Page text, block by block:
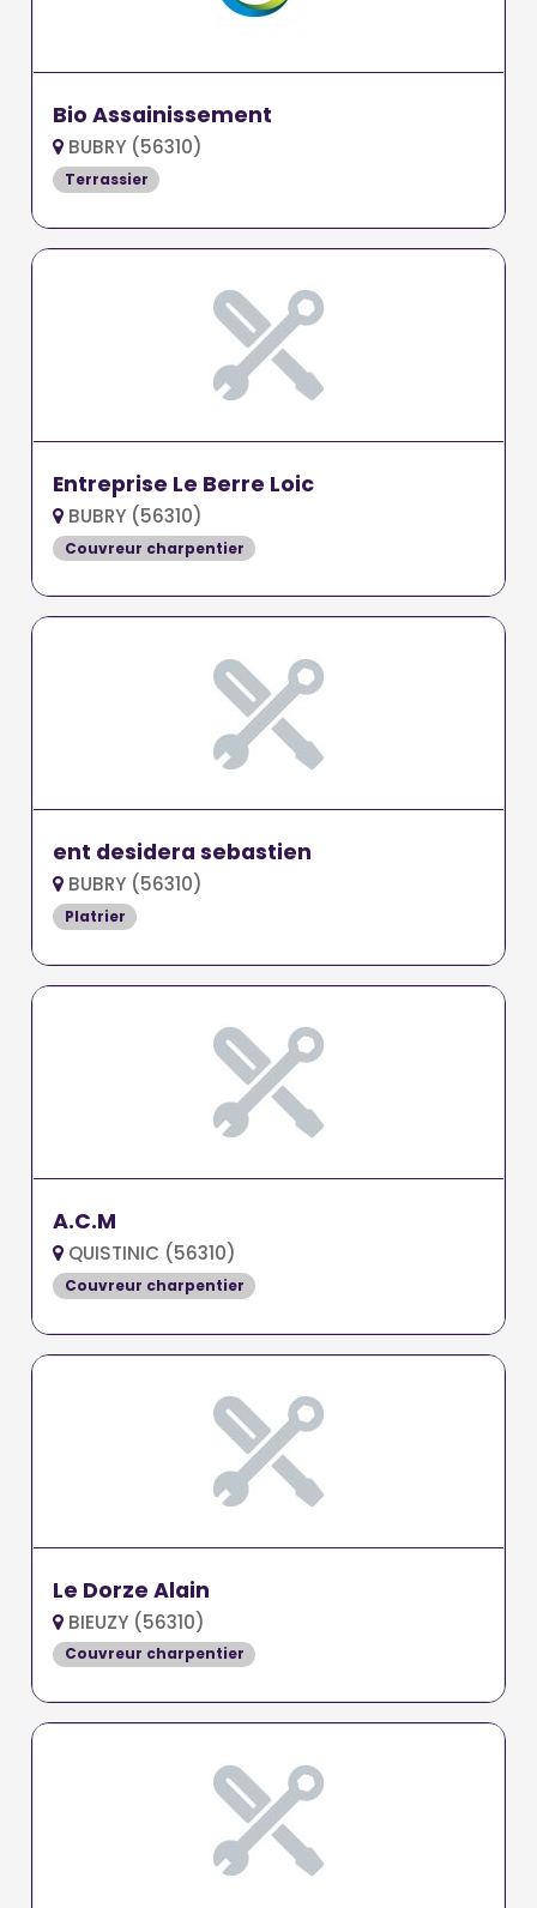
Bio Assainissement
BUBRY (56310)
Terrassier
Entreprise Le Berre Loic
BUBRY (56310)
Couvreur charpentier
ent desidera sebastien
BUBRY (56310)
Platrier
A.C.M
QUISTINIC (56310)
Couvreur charpentier
Le Dorze Alain
BIEUZY (56310)
Couvreur charpentier